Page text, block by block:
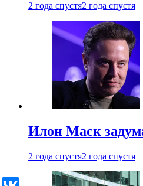
2 года спустя2 года спустя
Илон Маск
2 года спустя2 года спустя